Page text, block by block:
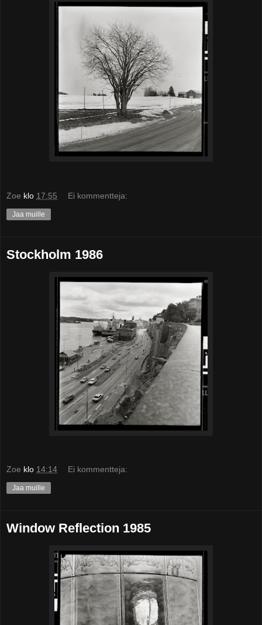
Zoe klo 17:55 Ei kommentteja:
Jaa muille
Stockholm 1986
Zoe klo 14:14 Ei kommentteja:
Jaa muille
Window Reflection 1985